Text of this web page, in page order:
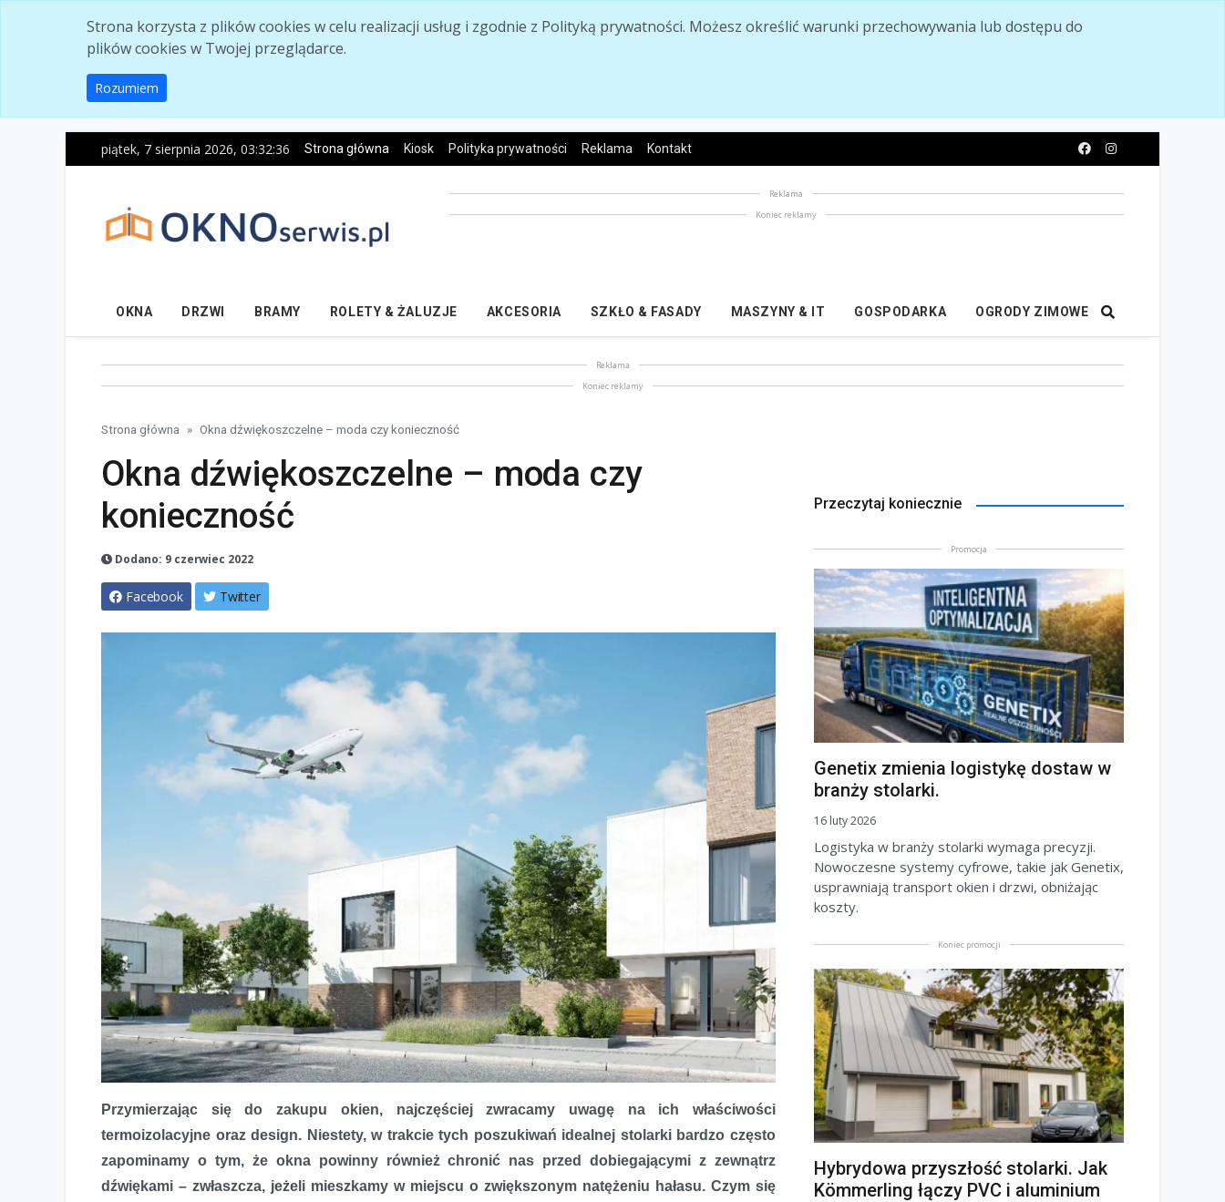
Strona korzysta z plików cookies w celu realizacji usług i zgodnie z Polityką prywatności. Możesz określić warunki przechowywania lub dostępu do
plików cookies w Twojej przeglądarce.
Rozumiem
piątek, 7 sierpnia 2026, 03:32:37 Strona główna Kiosk Polityka prywatności Reklama Kontakt
Reklama
Koniec reklamy
OKNA DRZWI BRAMY ROLETY & ŻALUZJE AKCESORIA SZKŁO & FASADY MASZYNY & IT GOSPODARKA OGRODY ZIMOWE
Reklama
Koniec reklamy
Strona główna Okna dźwiękoszczelne – moda czy konieczność
Okna dźwiękoszczelne – moda czy
konieczność
Dodano: 9 czerwiec 2022
Facebook Twitter
Okna dźwiękoszczelne – moda czy konieczność
Przymierzając się do zakupu okien, najczęściej zwracamy uwagę na ich właściwości
termoizolacyjne oraz design. Niestety, w trakcie tych poszukiwań idealnej stolarki bardzo często
zapominamy o tym, że okna powinny również chronić nas przed dobiegającymi z zewnątrz
dźwiękami – zwłaszcza, jeżeli mieszkamy w miejscu o zwiększonym natężeniu hałasu. Czym się
Przeczytaj koniecznie
Promocja
Genetix zmienia logistykę dostaw w
branży stolarki.
16 luty 2026
Logistyka w branży stolarki wymaga precyzji.
Nowoczesne systemy cyfrowe, takie jak Genetix,
usprawniają transport okien i drzwi, obniżając
koszty.
Koniec promocji
Hybrydowa przyszłość stolarki. Jak
Kömmerling łączy PVC i aluminium